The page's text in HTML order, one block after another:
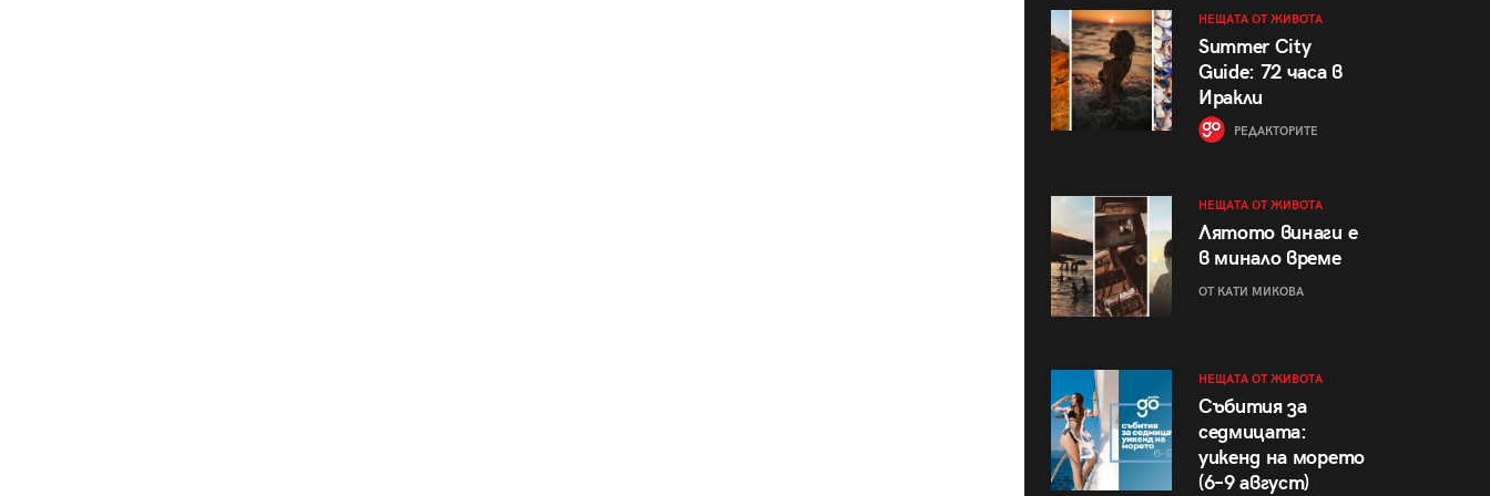
НЕЩАТА ОТ ЖИВОТА
Summer City
Guide: 72 часа в
Иракли
РЕДАКТОРИТЕ
НЕЩАТА ОТ ЖИВОТА
Лятото винаги е
в минало време
ОТ КАТИ МИКОВА
НЕЩАТА ОТ ЖИВОТА
Събития за
седмицата:
уикенд на морето
(6–9 август)